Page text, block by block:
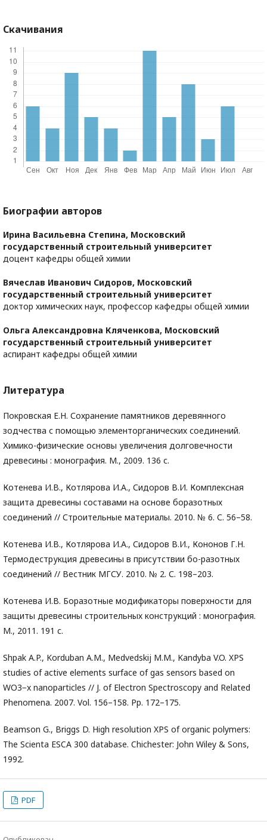
Скачивания
Биографии авторов
Ирина Васильевна Степина, Московский
государственный строительный университет
доцент кафедры общей химии
Вячеслав Иванович Сидоров, Московский
государственный строительный университет
доктор химических наук, профессор кафедры общей химии
Ольга Александровна Кляченкова, Московский
государственный строительный университет
аспирант кафедры общей химии
Литература
Покровская Е.Н. Сохранение памятников деревянного
зодчества с помощью элементорганических соединений.
Химико-физические основы увеличения долговечности
древесины : монография. М., 2009. 136 с.
Котенева И.В., Котлярова И.А., Сидоров В.И. Комплексная
защита древесины составами на основе боразотных
соединений // Строительные материалы. 2010. № 6. С. 56–58.
Котенева И.В., Котлярова И.А., Сидоров В.И., Кононов Г.Н.
Термодеструкция древесины в присутствии бо-разотных
соединений // Вестник МГСУ. 2010. № 2. С. 198–203.
Котенева И.В. Боразотные модификаторы поверхности для
защиты древесины строительных конструкций : монография.
М., 2011. 191 с.
Shpak A.P., Korduban A.M., Medvedskij M.M., Kandyba V.O. XPS
studies of active elements surface of gas sensors based on
WO3−x nanoparticles // J. of Electron Spectroscopy and Related
Phenomena. 2007. Vol. 156–158. Pp. 172–175.
Beamson G., Briggs D. High resolution XPS of organic polymers:
The Scienta ESCA 300 database. Chichester: John Wiley & Sons,
1992.
PDF